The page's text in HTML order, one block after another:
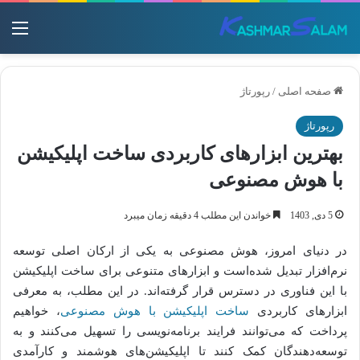
صفحه اصلی / رپورتاژ
رپورتاژ
بهترین ابزارهای کاربردی ساخت اپلیکیشن
با هوش مصنوعی
5 دی, 1403 خواندن این مطلب 4 دقیقه زمان میبرد
در دنیای امروز، هوش مصنوعی به یکی از ارکان اصلی توسعه
نرم‌افزار تبدیل شده‌است و ابزارهای متنوعی برای ساخت اپلیکیشن
با این فناوری در دسترس قرار گرفته‌اند. در این مطلب، به معرفی
ابزارهای کاربردی ساخت اپلیکیشن با هوش مصنوعی، خواهیم
پرداخت که می‌توانند فرایند برنامه‌نویسی را تسهیل می‌کنند و به
توسعه‌دهندگان کمک کنند تا اپلیکیشن‌های هوشمند و کارآمدی